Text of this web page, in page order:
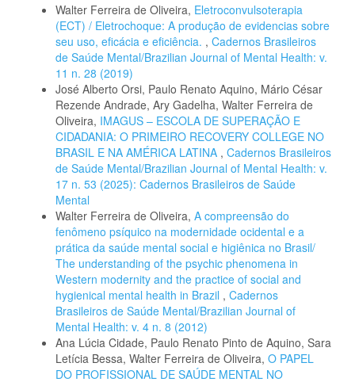
Walter Ferreira de Oliveira, Eletroconvulsoterapia
(ECT) / Eletrochoque: A produção de evidencias sobre
seu uso, eficácia e eficiência. , Cadernos Brasileiros
de Saúde Mental/Brazilian Journal of Mental Health: v.
11 n. 28 (2019)
José Alberto Orsi, Paulo Renato Aquino, Mário César
Rezende Andrade, Ary Gadelha, Walter Ferreira de
Oliveira, IMAGUS – ESCOLA DE SUPERAÇÃO E
CIDADANIA: O PRIMEIRO RECOVERY COLLEGE NO
BRASIL E NA AMÉRICA LATINA , Cadernos Brasileiros
de Saúde Mental/Brazilian Journal of Mental Health: v.
17 n. 53 (2025): Cadernos Brasileiros de Saúde
Mental
Walter Ferreira de Oliveira, A compreensão do
fenômeno psíquico na modernidade ocidental e a
prática da saúde mental social e higiênica no Brasil/
The understanding of the psychic phenomena in
Western modernity and the practice of social and
hygienical mental health in Brazil , Cadernos
Brasileiros de Saúde Mental/Brazilian Journal of
Mental Health: v. 4 n. 8 (2012)
Ana Lúcia Cidade, Paulo Renato Pinto de Aquino, Sara
Letícia Bessa, Walter Ferreira de Oliveira, O PAPEL
DO PROFISSIONAL DE SAÚDE MENTAL NO